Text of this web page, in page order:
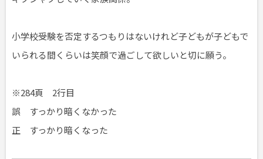
小学校受験を否定するつもりはないけれど子どもが子どもで
いられる間くらいは笑顔で過ごして欲しいと切に願う。
※284頁 2行目
誤 すっかり暗くなかった
正 すっかり暗くなった